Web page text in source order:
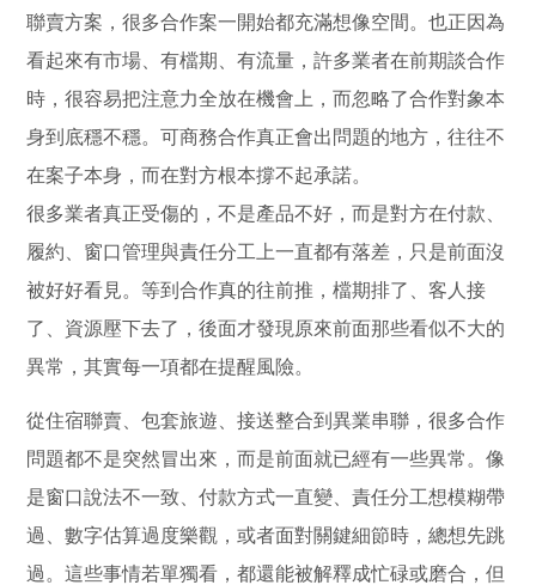
聯賣方案，很多合作案一開始都充滿想像空間。也正因為
看起來有市場、有檔期、有流量，許多業者在前期談合作
時，很容易把注意力全放在機會上，而忽略了合作對象本
身到底穩不穩。可商務合作真正會出問題的地方，往往不
在案子本身，而在對方根本撐不起承諾。
很多業者真正受傷的，不是產品不好，而是對方在付款、
履約、窗口管理與責任分工上一直都有落差，只是前面沒
被好好看見。等到合作真的往前推，檔期排了、客人接
了、資源壓下去了，後面才發現原來前面那些看似不大的
異常，其實每一項都在提醒風險。
從住宿聯賣、包套旅遊、接送整合到異業串聯，很多合作
問題都不是突然冒出來，而是前面就已經有一些異常。像
是窗口說法不一致、付款方式一直變、責任分工想模糊帶
過、數字估算過度樂觀，或者面對關鍵細節時，總想先跳
過。這些事情若單獨看，都還能被解釋成忙碌或磨合，但